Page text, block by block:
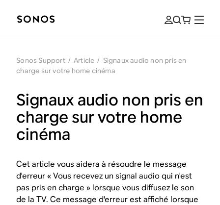
Sonos Support / Article / Signaux audio non pris en
charge sur votre home cinéma
Signaux audio non pris en
charge sur votre home
cinéma
Cet article vous aidera à résoudre le message
d'erreur « Vous recevez un signal audio qui n'est
pas pris en charge » lorsque vous diffusez le son
de la TV. Ce message d'erreur est affiché lorsque